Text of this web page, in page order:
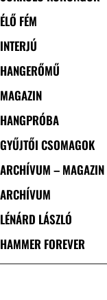
ÉLŐ FÉM
INTERJÚ
HANGERŐMŰ
MAGAZIN
HANGPRÓBA
GYŰJTŐI CSOMAGOK
ARCHÍVUM – MAGAZIN
ARCHÍVUM
LÉNÁRD LÁSZLÓ
HAMMER FOREVER